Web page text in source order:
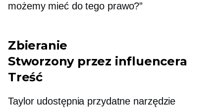
możemy mieć do tego prawo?”
Zbieranie
Stworzony przez influencera
Treść
Taylor udostępnia przydatne narzędzie